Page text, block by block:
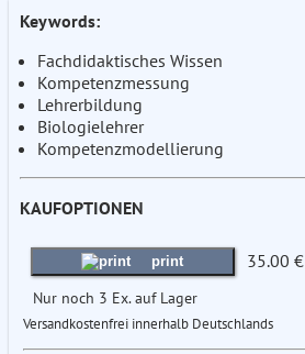
Keywords:
Fachdidaktisches Wissen
Kompetenzmessung
Lehrerbildung
Biologielehrer
Kompetenzmodellierung
KAUFOPTIONEN
print 35.00 €
Nur noch 3 Ex. auf Lager
Versandkostenfrei innerhalb Deutschlands